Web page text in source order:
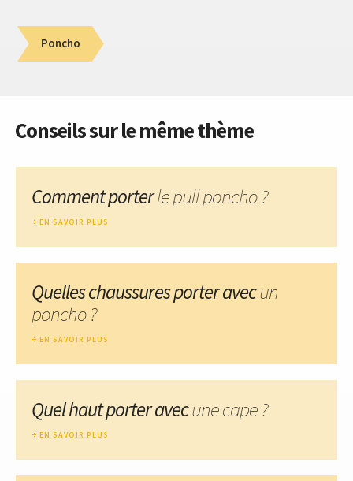
Poncho
Conseils sur le même thème
Comment porterle pull poncho ?
EN SAVOIR PLUS
Quelles chaussures porter avecun
poncho ?
EN SAVOIR PLUS
Quel haut porter avecune cape ?
EN SAVOIR PLUS